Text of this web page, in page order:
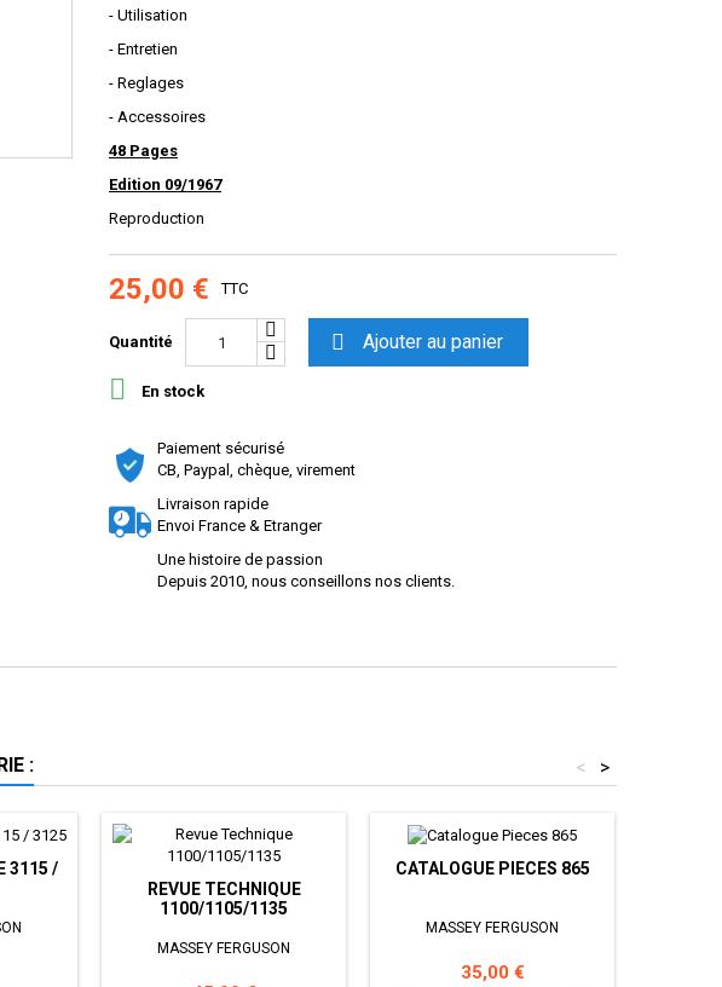
- Utilisation
- Entretien
- Reglages
- Accessoires
48 Pages
Edition 09/1967
Reproduction
25,00 € TTC
Quantité  Ajouter au panier
 En stock
Paiement sécurisé
CB, Paypal, chèque, virement
Livraison rapide
Envoi France & Etranger
Une histoire de passion
Depuis 2010, nous conseillons nos clients.
: >
<
3115 /
REVUE TECHNIQUE
1100/1105/1135
MASSEY FERGUSON
CATALOGUE PIECES 865
MASSEY FERGUSON
Prix
35,00 €